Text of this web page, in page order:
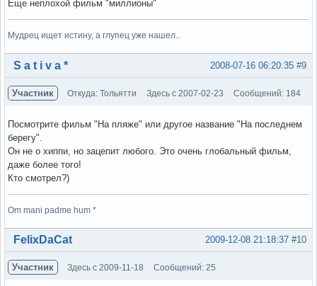
Еще неплохой фильм "миллионы"
Мудрец ищет истину, а глупец уже нашел..
Вне форума #9
2008-07-16 06:20:35
S a t i v a *
Участник Откуда: Тольятти Здесь с 2007-02-23 Сообщений: 184
Посмотрите фильм "На пляже" или другое название "На последнем
берегу".
Он не о хиппи, но зацепит любого. Это очень глобальный фильм,
даже более того!
Кто смотрел?)
Om mani padme hum *
Вне форума #10
2009-12-08 21:18:37
FelixDaCat
Участник Здесь с 2009-11-18 Сообщений: 25